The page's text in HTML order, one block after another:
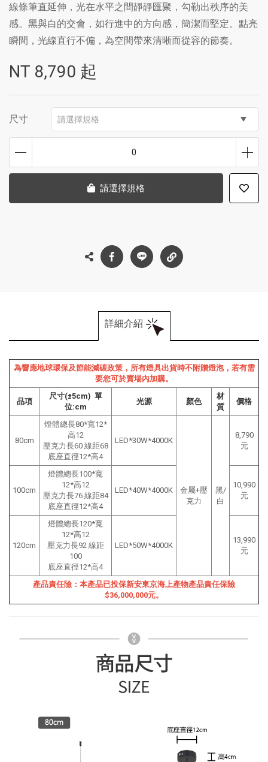
線條筆直延伸，光在水平之間靜靜匯聚，勾勒出秩序的美
感。黑與白的交會，如行進中的方向感，簡潔而堅定。點亮
瞬間，光線直行不偏，為空間帶來清晰而從容的節奏。
NT 8,790 起
尺寸 請選擇規格
0
請選擇規格
詳細介紹
為響應地球環保及節能減碳政策，所有燈具出貨時不附贈燈泡，若有需
要您可於賣場內加購。
品項
尺寸(±5cm) 單
位:cm
光源 顏色
材
質
價格
80cm
燈體總長80*寬12*
高12
壓克力長60 線距68
底座直徑12*高4
LED*30W*4000K
金屬+壓
克力
黑/
白
8,790
元
100cm
燈體總長100*寬
12*高12
壓克力長76 線距84
底座直徑12*高4
LED*40W*4000K
10,990
元
120cm
燈體總長120*寬
12*高12
壓克力長92 線距
100
底座直徑12*高4
LED*50W*4000K
13,990
元
產品責任險：本產品已投保新安東京海上產物產品責任保險
$36,000,000元。